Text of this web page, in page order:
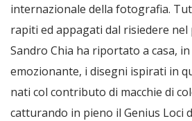
internazionale della fotografia.
rapiti ed appagati dal risiedere nel
Sandro Chia ha riportato a casa,
emozionante, i disegni ispirati in
nati col contributo di macchie di
catturando in pieno il Genius Loci